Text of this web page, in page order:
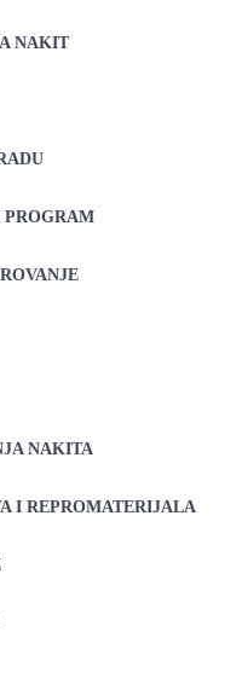
NAKIT
PROGRAM
NAKITA
I REPROMATERIJALA